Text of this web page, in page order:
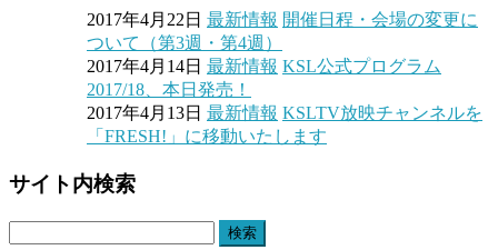
2017年4月22日 最新情報 開催日程・会場の変更に
ついて（第3週・第4週）
2017年4月14日 最新情報 KSL公式プログラム
2017/18、本日発売！
2017年4月13日 最新情報 KSLTV放映チャンネルを
「FRESH!」に移動いたします
サイト内検索